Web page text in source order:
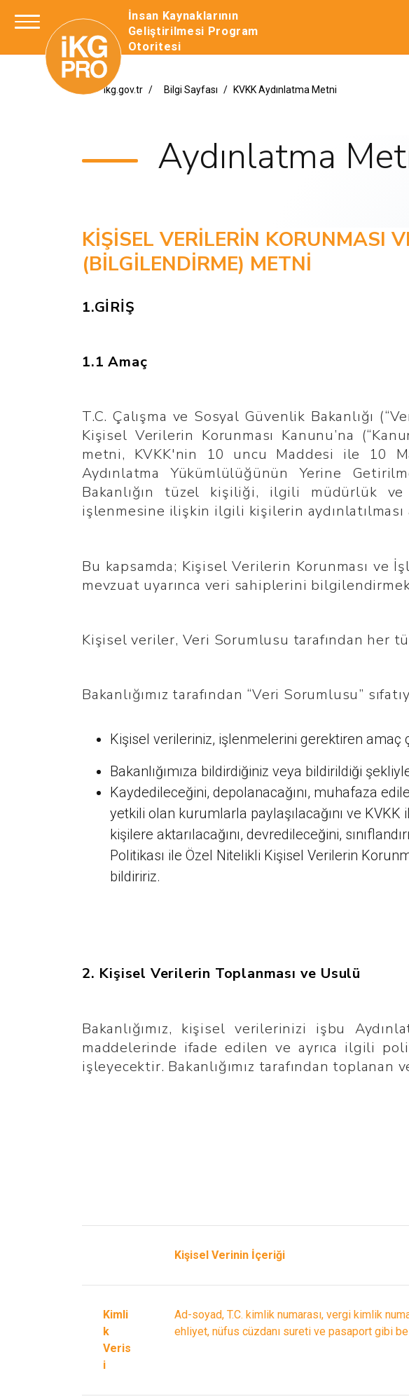
İnsan Kaynaklarının
Geliştirilmesi Program
Otoritesi
ikg.gov.tr Bilgi Sayfası KVKK Aydınlatma Metni
Aydınlatma
KİŞİSEL VERİLERİN KORUNMASI
(BİLGİLENDİRME) METNİ
1.GİRİŞ
1.1 Amaç
T.C. Çalışma ve Sosyal Güvenlik Bakanlığı
Kişisel Verilerin Korunması Kanunu’na
metni, KVKK'nin 10 uncu Maddesi ile 10
Aydınlatma Yükümlülüğünün Yerine
Bakanlığın tüzel kişiliği, ilgili müdürlük
işlenmesine ilişkin ilgili kişilerin aydınlatılması
Bu kapsamda; Kişisel Verilerin Korunması ve
mevzuat uyarınca veri sahiplerini bilgilendirmek
Kişisel veriler, Veri Sorumlusu tarafından her
Bakanlığımız tarafından “Veri Sorumlusu”
Kişisel verileriniz, işlenmelerini gerektiren amaç
Bakanlığımıza bildirdiğiniz veya bildirildiği
Kaydedileceğini, depolanacağını, muhafaza
yetkili olan kurumlarla paylaşılacağını ve
kişilere aktarılacağını, devredileceğini,
Politikası ile Özel Nitelikli Kişisel Verilerin
bildiririz.
2. Kişisel Verilerin Toplanması ve Usulü
Bakanlığımız, kişisel verilerinizi işbu
maddelerinde ifade edilen ve ayrıca ilgili
işleyecektir. Bakanlığımız tarafından
Kişisel Verinin İçeriği
Kimli
k
Veris
i
Ad-soyad, T.C. kimlik numarası, vergi kimlik
ehliyet, nüfus cüzdanı sureti ve pasaport gibi